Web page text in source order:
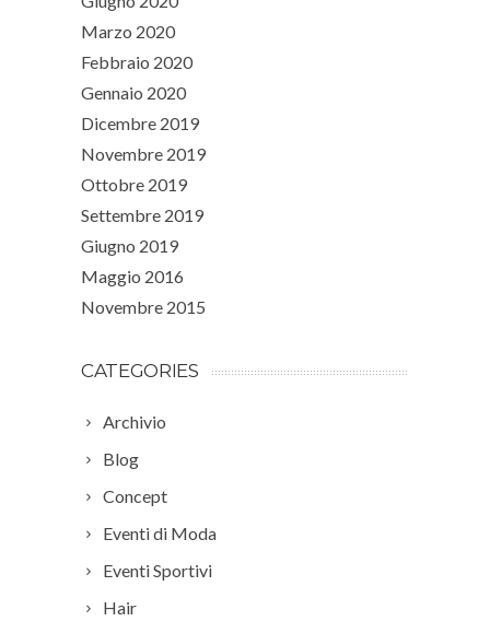
Marzo 2020
Febbraio 2020
Gennaio 2020
Dicembre 2019
Novembre 2019
Ottobre 2019
Settembre 2019
Giugno 2019
Maggio 2016
Novembre 2015
CATEGORIES
Archivio
Blog
Concept
Eventi di Moda
Eventi Sportivi
Hair